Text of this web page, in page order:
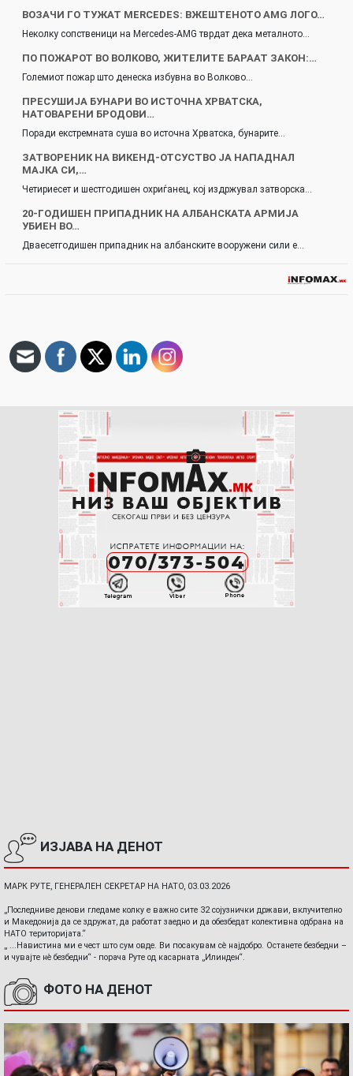
ВОЗАЧИ ГО ТУЖАТ MERCEDES: ВЖЕШТЕНОТО AMG ЛОГО…
Неколку сопственици на Mercedes-AMG тврдат дека металното…
ПО ПОЖАРОТ ВО ВОЛКОВО, ЖИТЕЛИТЕ БАРААТ ЗАКОН:…
Големиот пожар што денеска избувна во Волково…
ПРЕСУШИЈА БУНАРИ ВО ИСТОЧНА ХРВАТСКА,
НАТОВАРЕНИ БРОДОВИ…
Поради екстремната суша во источна Хрватска, бунарите…
ЗАТВОРЕНИК НА ВИКЕНД-ОТСУСТВО ЈА НАПАДНАЛ
МАЈКА СИ,…
Четириесет и шестгодишен охриѓанец, кој издржувал затворска…
20-ГОДИШЕН ПРИПАДНИК НА АЛБАНСКАТА АРМИЈА
УБИЕН ВО…
Дваесетгодишен припадник на албанските вооружени сили е…
ИЗЈАВА НА ДЕНОТ
МАРК РУТЕ, ГЕНЕРАЛЕН СЕКРЕТАР НА НАТО, 03.03.2026
„Последниве денови гледаме колку е важно сите 32 сојузнички држави, вклучително
и Македонија да се здружат, да работат заедно и да обезбедат колективна одбрана на
НАТО територијата.“
„ ...Навистина ми е чест што сум овде. Ви посакувам сè најдобро. Останете безбедни –
и чувајте нè безбедни“ - порача Руте од касарната „Илинден“.
ФОТО НА ДЕНОТ